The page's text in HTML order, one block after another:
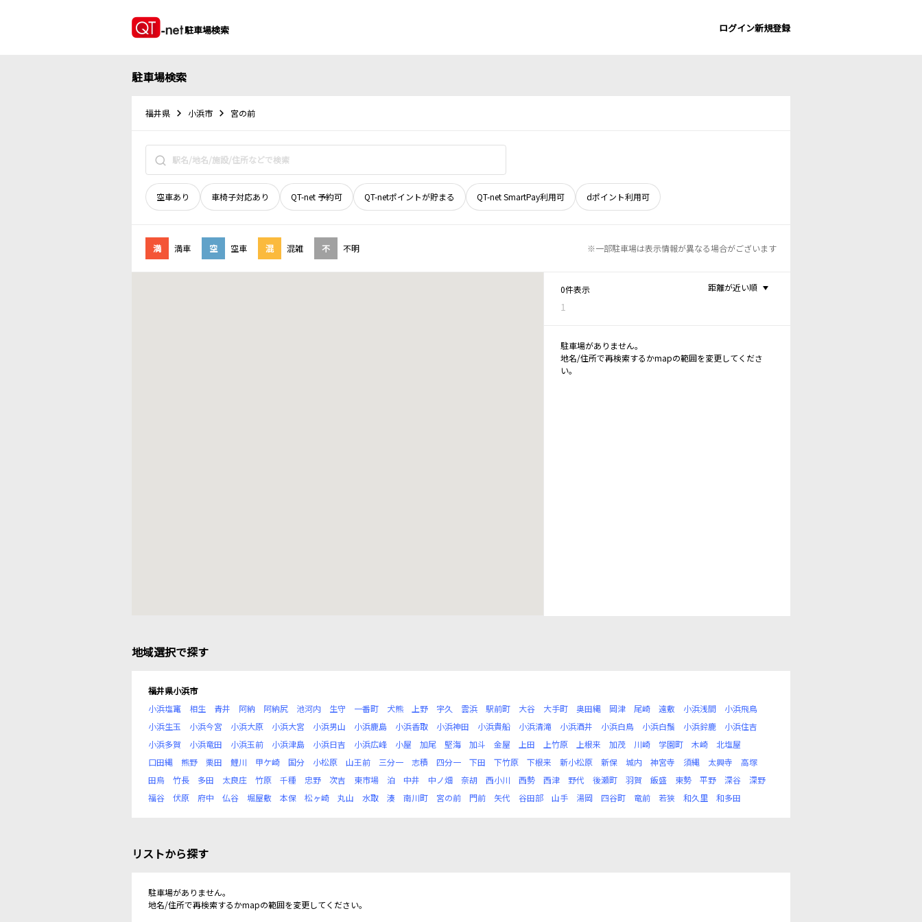
駐車場検索 ログイン新規登録
駐車場検索
福井県 小浜市 宮の前
空車あり 車椅子対応あり QT-net 予約可 QT-netポイントが貯まる QT-net SmartPay利用可 dポイント利用可
満 満車 空 空車 混 混雑 不 不明 ※一部駐車場は表示情報が異なる場合がございます
0件表示
1
距離が近い順
駐車場がありません。
地名/住所で再検索するかmapの範囲を変更してくださ
い。
地域選択で探す
福井県小浜市
小浜塩竃
相生 青井 阿納 阿納尻 池河内 生守 一番町 犬熊 上野 宇久 雲浜 駅前町 大谷 大手町 奥田縄 岡津 尾崎 遠敷 小浜浅間
小浜飛鳥
小浜生玉
小浜今宮 小浜大原 小浜大宮 小浜男山 小浜鹿島 小浜香取 小浜神田 小浜貴船 小浜清滝 小浜酒井 小浜白鳥 小浜白鬚 小浜鈴鹿
小浜住吉
小浜多賀
小浜竜田 小浜玉前 小浜津島 小浜日吉 小浜広峰 小屋 加尾 堅海 加斗 金屋 上田 上竹原 上根来 加茂 川崎 学園町 木崎
北塩屋
口田縄
熊野 栗田 鯉川 甲ケ崎 国分 小松原 山王前 三分一 志積 四分一 下田 下竹原 下根来 新小松原 新保 城内 神宮寺 須縄 太興寺
高塚
田烏
竹長 多田 太良庄 竹原 千種 忠野 次吉 東市場 泊 中井 中ノ畑 奈胡 西小川 西勢 西津 野代 後瀬町 羽賀 飯盛 東勢 平野 深谷
深野
福谷
伏原 府中 仏谷 堀屋敷 本保 松ヶ崎 丸山 水取 湊 南川町 宮の前 門前 矢代 谷田部 山手 湯岡 四谷町 竜前 若狭 和久里 和多田
リストから探す
駐車場がありません。
地名/住所で再検索するかmapの範囲を変更してください。